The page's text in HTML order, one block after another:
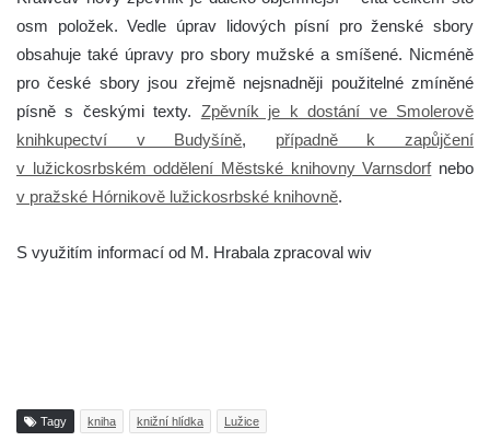
osm položek. Vedle úprav lidových písní pro ženské sbory
obsahuje také úpravy pro sbory mužské a smíšené. Nicméně
pro české sbory jsou zřejmě nejsnadněji použitelné zmíněné
písně s českými texty. Zpěvník je k dostání ve Smolerově
knihkupectví v Budyšíně, případně k zapůjčení
v lužickosrbském oddělení Městské knihovny Varnsdorfnebo
v pražské Hórnikově lužickosrbské knihovně.
S využitím informací od M. Hrabala zpracoval wiv
Tagy kniha knižní hlídka Lužice